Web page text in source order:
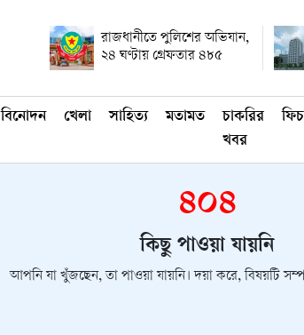
রাজধানীতে পুলিশের অভিযান,
২৪ ঘণ্টায় গ্রেফতার ৪৮৫
বিনোদন খেলা সাহিত্য মতামত
চাকরির
খবর
৪০৪
কিছু পাওয়া যায়নি
আপনি যা খুঁজছেন, তা পাওয়া যায়নি। দয়া করে, বিষয়টি